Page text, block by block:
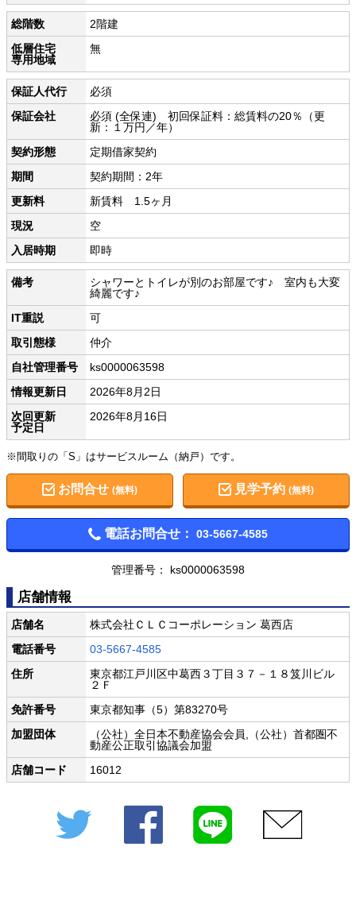
総階数
2階建
低層住宅
専用地域
無
保証人代行
必須
保証会社
必須 (全保連) 初回保証料：総賃料の20％（更
新：１万円／年）
契約形態
定期借家契約
期間
契約期間：2年
更新料
新賃料 1.5ヶ月
現況
空
入居時期
即時
備考
シャワーとトイレが別のお部屋です♪ 室内も大変
綺麗です♪
IT重説
可
取引態様
仲介
自社管理番号
ks0000063598
情報更新日
2026年8月2日
次回更新
予定日
2026年8月16日
※間取りの「S」はサービスルーム（納戸）です。
お問合せ (無料) 見学予約(無料)
電話お問合せ： 03-5667-4585
管理番号： ks0000063598
店舗情報
店舗名
株式会社ＣＬＣコーポレーション 葛西店
電話番号
03-5667-4585
住所
東京都江戸川区中葛西３丁目３７－１８笈川ビル
２Ｆ
免許番号
東京都知事（5）第83270号
加盟団体
（公社）全日本不動産協会会員,（公社）首都圏不
動産公正取引協議会加盟
店舗コード
16012
Twitter Facebook